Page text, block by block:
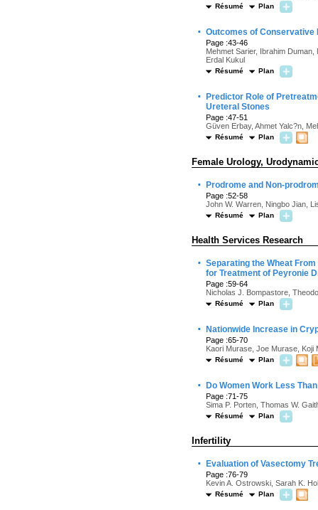
Résumé Plan
· Outcomes of Conservative
Page :43-46
Mehmet Sarier, Ibrahim
Erdal Kukul
Résumé Plan
·
Predictor Role of
Ureteral Stones
Page :47-51
Güven Erbay, Ahmet Yalc?n,
Résumé Plan
Female Urology,
· Prodrome and Non-
Page :52-58
John W. Warren, Ningbo Jian,
Résumé Plan
Health Services Research
· Separating the Wheat
for Treatment of Peyronie
Page :59-64
Nicholas J. Bompastore,
Résumé Plan
· Nationwide Increase in
Page :65-70
Kaori Murase, Joe Murase, Koji
Résumé Plan
· Do Women Work Less
Page :71-75
Sima P. Porten, Thomas W.
Résumé Plan
Infertility
· Evaluation of Vasectomy
Page :76-79
Kevin A. Ostrowski, Sarah K.
Résumé Plan